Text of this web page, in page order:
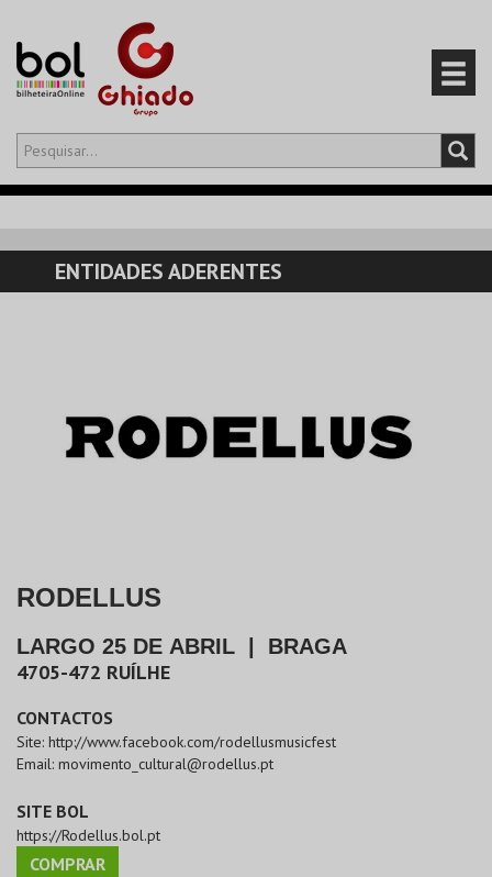
Olá,iniciar sessão
CARRINHO
EVENTOS
PRODUTOS
ENTIDADES ADERENTES
RODELLUS
LARGO 25 DE ABRIL BRAGA
4705-472 RUÍLHE
CONTACTOS
Site: http://www.facebook.com/rodellusmusicfest
Email: movimento_cultural@rodellus.pt
SITE BOL
https://Rodellus.bol.pt
COMPRAR